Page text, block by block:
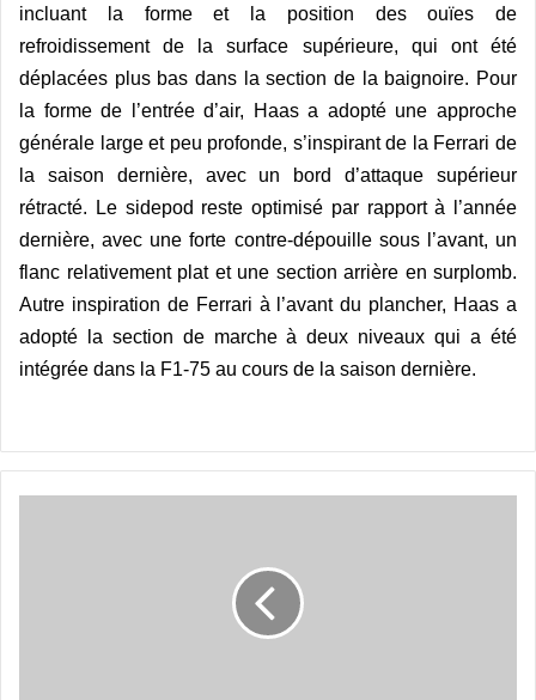
incluant la forme et la position des ouïes de
refroidissement de la surface supérieure, qui ont été
déplacées plus bas dans la section de la baignoire. Pour
la forme de l’entrée d’air,
Haas a adopté une approche
générale large et peu profonde, s’inspirant de la Ferraride
la saison dernière, avec un bord d’attaque supérieur
rétracté. Le sidepod reste optimisé par rapport à l’année
dernière, avec une forte contre-dépouille sous l’avant, un
flanc relativement plat et une section arrière en surplomb.
Autre inspiration de Ferrari à l’avant du plancher, Haas a
adopté la section de marche à deux niveaux qui a été
intégrée dans la F1-75 au cours de la saison dernière.